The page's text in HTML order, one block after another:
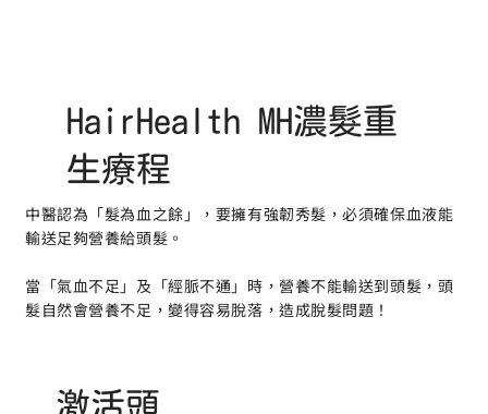
HairHealth MH濃髮重
生療程
中醫認為「髮為血之餘」，要擁有強韌秀髮，必須確保血液能
輸送足夠營養給頭髮。
當「氣血不足」及「經脈不通」時，營養不能輸送到頭髮，頭
髮自然會營養不足，變得容易脫落，造成脫髮問題！
激活頭